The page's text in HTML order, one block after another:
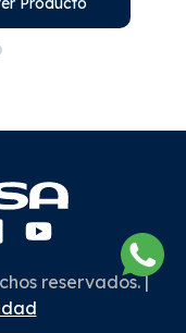
reservados. |